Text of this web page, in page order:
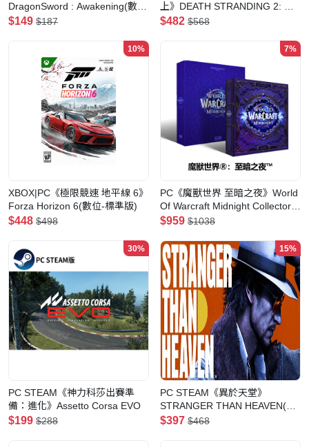
DragonSword : Awakening(數位
標準版)
$149 $187
上》DEATH STRANDING 2: ON
THE BEACH(一般版 Standard
$482 $568
10%
XBOX|PC《極限競速 地平線 6》
Forza Horizon 6(數位-標準版)
$448 $498
7%
PC《魔獸世界 至暗之夜》World
Of Warcraft Midnight Collectors
Edition(實體典藏版)
$959 $1038
30%
PC STEAM《神力科莎出賽準
備：進化》Assetto Corsa EVO
$199 $288
15%
PC STEAM《異於天堂》
STRANGER THAN HEAVEN(數
位一般版)
$397 $468